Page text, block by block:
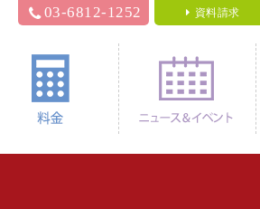
03-6812-1252 資料請求
料金